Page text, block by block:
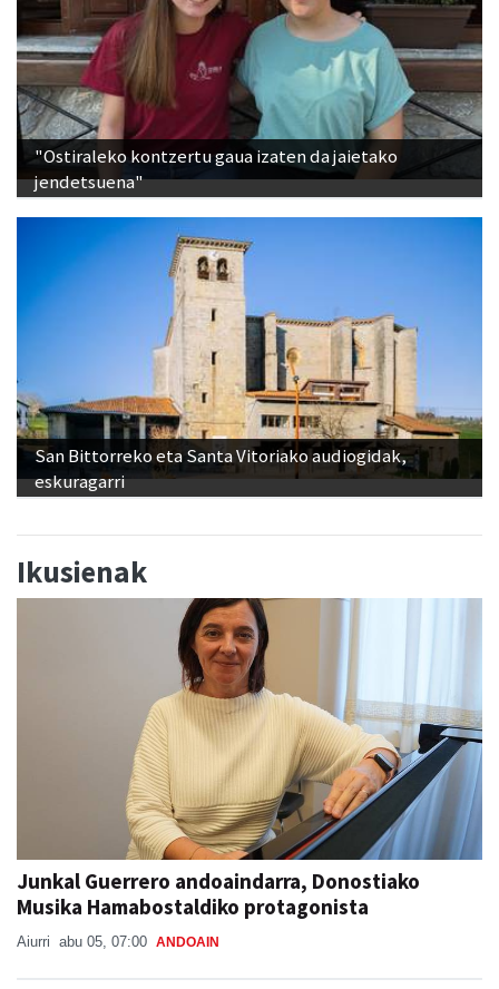
"Ostiraleko kontzertu gaua izaten da jaietako
jendetsuena"
San Bittorreko eta Santa Vitoriako audiogidak,
eskuragarri
Junkal Guerrero andoaindarra, Donostiako
Musika Hamabostaldiko protagonista
Aiurri abu 05, 07:00 ANDOAIN